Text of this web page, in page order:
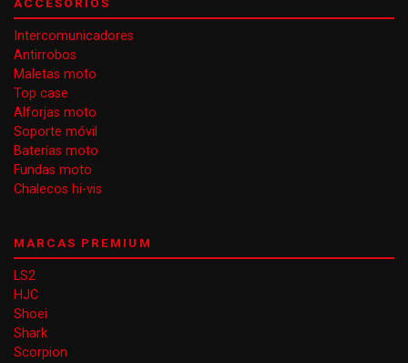
ACCESORIOS
Intercomunicadores
Antirrobos
Maletas moto
Top case
Alforjas moto
Soporte móvil
Baterías moto
Fundas moto
Chalecos hi-vis
MARCAS PREMIUM
LS2
HJC
Shoei
Shark
Scorpion